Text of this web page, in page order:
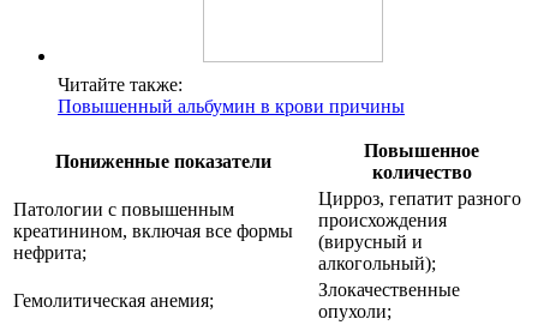
Читайте также:
Повышенный альбумин в крови причины
Пониженные показатели
Повышенное
количество
Патологии с повышенным
креатинином, включая все формы
нефрита;
Цирроз, гепатит разного
происхождения
(вирусный и
алкогольный);
Гемолитическая анемия;
Злокачественные
опухоли;